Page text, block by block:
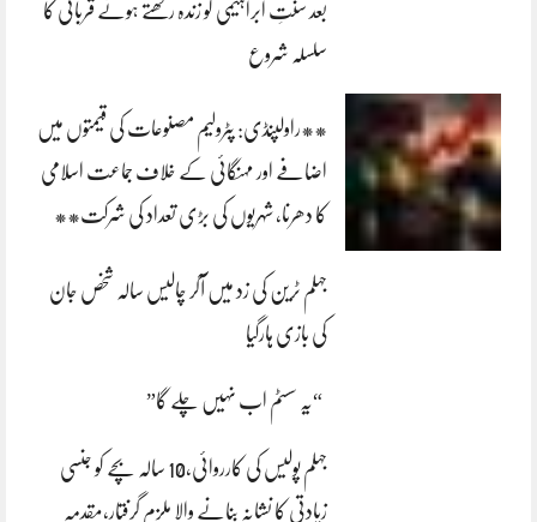
بعد سنتِ ابراہیمی کو زندہ رکھتے ہوئے قربانی کا
سلسلہ شروع
**راولپنڈی: پٹرولیم مصنوعات کی قیمتوں میں
اضافے اور مہنگائی کے خلاف جماعت اسلامی
کا دھرنا، شہریوں کی بڑی تعداد کی شرکت**
جہلم ٹرین کی زد میں آکر چالیس سالہ شخص جان
کی بازی ہارگیا
“یہ سسٹم اب نہیں چلے گا”
جہلم پولیس کی کارروائی،10 سالہ بچے کو جنسی
زیادتی کا نشانہ بنانے والا ملزم گرفتار،مقدمہ